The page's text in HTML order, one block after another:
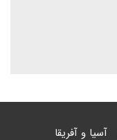
آسیا و آفریقا